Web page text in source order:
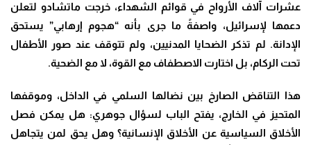
عشرات آلاف الأرواح في قوائم الشهداء، خرجت ماتشادو لتعلن
دعمها لإسرائيل، واصفةً ما جرى بأنه “هجوم إرهابي” يستحق
الإدانة. لم تذكر الضحايا المدنيين، ولم تتوقف عند صور الأطفال
تحت الركام، بل اختارت الاصطفاف مع القوة، لا مع الضحية.
هذا التناقض الصارخ بين نضالها السلمي في الداخل، وموقفها
المتحيز في الخارج، يفتح الباب لسؤال جوهري: هل يمكن فصل
الأخلاق السياسية عن الأخلاق الإنسانية؟ وهل يحق لمن يتجاهل